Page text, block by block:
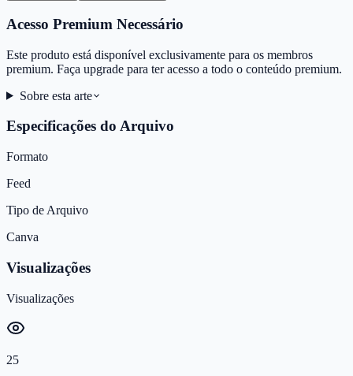
Acesso Premium Necessário
Este produto está disponível exclusivamente para os membros
premium. Faça upgrade para ter acesso a todo o conteúdo premium.
Sobre esta arte
Especificações do Arquivo
Formato
Feed
Tipo de Arquivo
Canva
Visualizações
Visualizações
25